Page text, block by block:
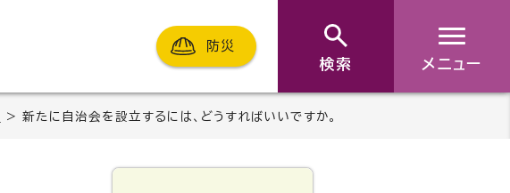
防災
検索 メニュー
> 新たに自治会を設立するには、どうすればいいですか。